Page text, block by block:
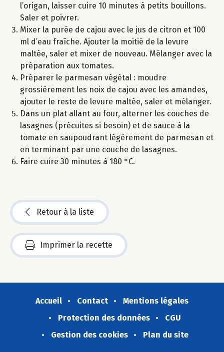
l’origan, laisser cuire 10 minutes à petits bouillons.
Saler et poivrer.
Mixer la purée de cajou avec le jus de citron et 100
ml d’eau fraîche. Ajouter la moitié de la levure
maltée, saler et mixer de nouveau. Mélanger avec la
préparation aux tomates.
Préparer le parmesan végétal : moudre
grossièrement les noix de cajou avec les amandes,
ajouter le reste de levure maltée, saler et mélanger.
Dans un plat allant au four, alterner les couches de
lasagnes (précuites si besoin) et de sauce à la
tomate en saupoudrant légèrement de parmesan et
en terminant par une couche de lasagnes.
Faire cuire 30 minutes à 180 °C.
Retour à la liste
Imprimer la recette
Accueil Contact
Mentions légales
Protection des données
CGU
Gestion des cookies
Plan du site